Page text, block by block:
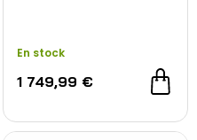
En stock
1 749,99 €